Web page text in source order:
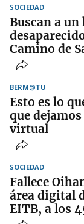
SOCIEDAD
Buscan a un
Camino de
BERM@TU
Esto es lo
que
virtual
SOCIEDAD
Fallece
área digital
EITB, a los